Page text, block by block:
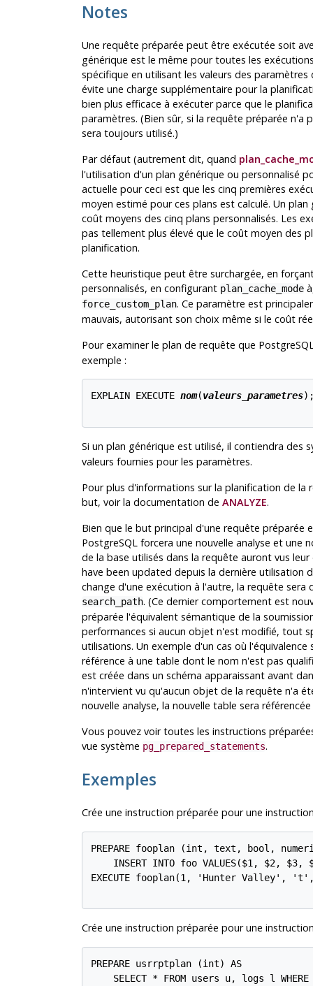
Notes
Une requête préparée peut être exécutée soit
générique est le même pour toutes les
spécifique en utilisant les valeurs des
évite une charge supplémentaire pour la
bien plus efficace à exécuter parce que le
paramètres. (Bien sûr, si la requête préparée n'a
sera toujours utilisé.)
Par défaut (autrement dit, quand
l'utilisation d'un plan générique ou personnalisé
actuelle pour ceci est que les cinq premières
moyen estimé pour ces plans est calculé. Un
coût moyens des cinq plans personnalisés. Les
pas tellement plus élevé que le coût moyen des
planification.
Cette heuristique peut être surchargée, en
personnalisés, en configurant plan_cache_mode
force_custom_plan. Ce paramètre est
mauvais, autorisant son choix même si le coût
Pour examiner le plan de requête que
exemple :
EXPLAIN EXECUTE nom(valeurs_parametres
Si un plan générique est utilisé, il contiendra des
valeurs fournies pour les paramètres.
Pour plus d'informations sur la planification de
but, voir la documentation de ANALYZE.
Bien que le but principal d'une requête préparée
PostgreSQL forcera une nouvelle analyse et une
de la base utilisés dans la requête auront vus
have been updated depuis la dernière utilisation
change d'une exécution à l'autre, la requête sera
search_path. (Ce dernier comportement est
préparée l'équivalent sémantique de la
performances si aucun objet n'est modifié, tout
utilisations. Un exemple d'un cas où
référence à une table dont le nom n'est pas
est créée dans un schéma apparaissant avant
n'intervient vu qu'aucun objet de la requête n'a
nouvelle analyse, la nouvelle table sera
Vous pouvez voir toutes les instructions
vue système pg_prepared_statements.
Exemples
Crée une instruction préparée pour une
PREPARE fooplan (int, text, bool,
INSERT INTO foo VALUES($1, $2, $3,
EXECUTE fooplan(1, 'Hunter Valley',
Crée une instruction préparée pour une
PREPARE usrrptplan (int) AS
SELECT * FROM users u, logs l